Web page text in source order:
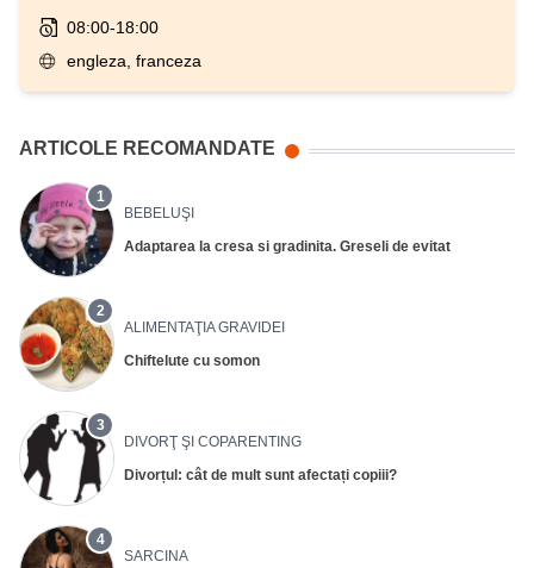
08:00-18:00
engleza, franceza
ARTICOLE RECOMANDATE
1
BEBELUŞI
Adaptarea la cresa si gradinita. Greseli de evitat
2
ALIMENTAŢIA GRAVIDEI
Chiftelute cu somon
3
DIVORŢ ŞI COPARENTING
Divorțul: cât de mult sunt afectați copiii?
4
SARCINA